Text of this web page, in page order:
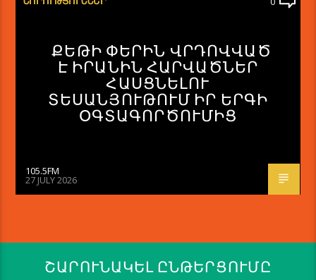
ՔԵԹԻ ՓԵՐԻՆ ՎՐԴՈՎՎԱԾ
Է ԻՐԱՆԻՆ ՀԱՐՎԱԾՆԵՐ
ՀԱՍՑՆԵԼՈՒ
ՏԵՍԱՆՅՈՒԹՈՒՄ ԻՐ ԵՐԳԻ
ՕԳՏԱԳՈՐԾՈՒՄԻՑ
105.5FM
27 JULY 2026
ՇԱՐՈՒՆԱԿԵԼ ԸՆԹԵՐՑՈՒՄԸ